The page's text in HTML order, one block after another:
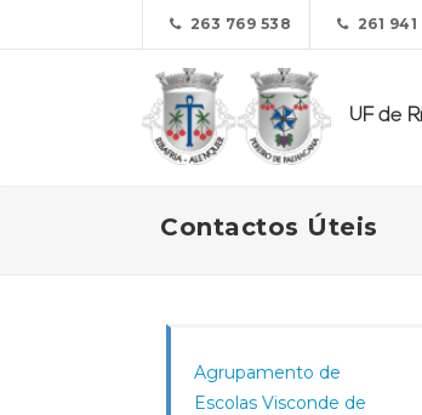
263 769 538 261 941
UF de
Contactos Úteis
Agrupamento de
Escolas Visconde de